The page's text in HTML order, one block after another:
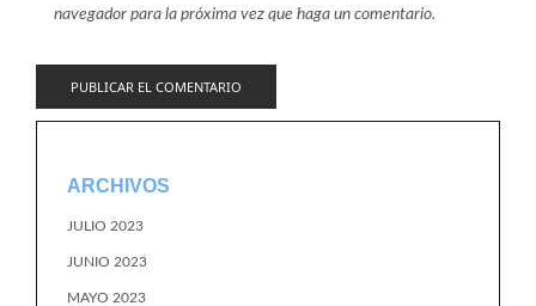
navegador para la próxima vez que haga un comentario.
ARCHIVOS
JULIO 2023
JUNIO 2023
MAYO 2023